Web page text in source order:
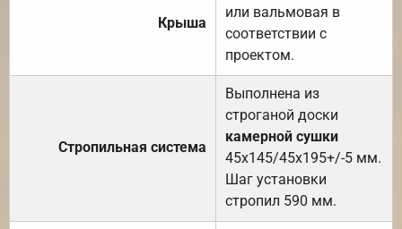
Крыша
или вальмовая в
соответствии с
проектом.
Стропильная система
Выполнена из
строганой доски
камерной сушки
45х145/45х195+/-5 мм.
Шаг установки
стропил 590 мм.